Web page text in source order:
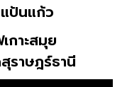
ป้นแก้ว
กาะสมุย
ราษฎร์ธานี